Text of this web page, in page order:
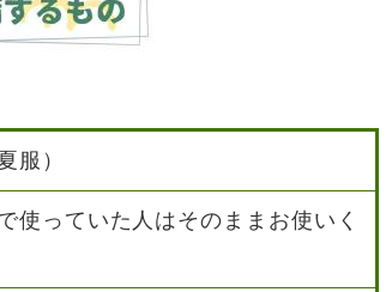
服）
使っていた人はそのままお使いく